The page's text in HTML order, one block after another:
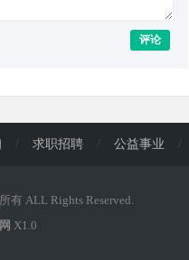
评论
/ 求职招聘 / 公益事业 /
有 ALL Rights Reserved.
X1.0